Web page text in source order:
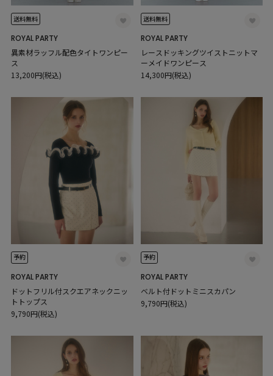
送料無料
ROYAL PARTY
異素材ラッフル配色タイトワンピー
ス
13,200円(税込)
送料無料
ROYAL PARTY
レースドッキングツイストニットマ
ーメイドワンピース
14,300円(税込)
予約
ROYAL PARTY
ドットフリル付スクエアネックニッ
トトップス
9,790円(税込)
予約
ROYAL PARTY
ベルト付ドットミニスカパン
9,790円(税込)